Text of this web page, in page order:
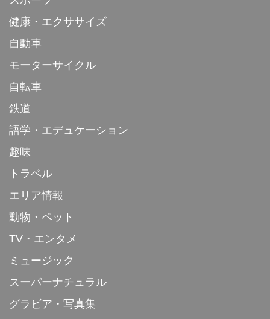
健康・エクササイズ
自動車
モーターサイクル
自転車
鉄道
語学・エデュケーション
趣味
トラベル
エリア情報
動物・ペット
TV・エンタメ
ミュージック
スーパーナチュラル
グラビア・写真集